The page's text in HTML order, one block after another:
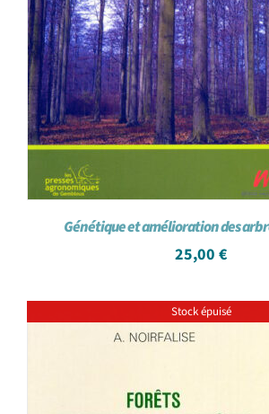
Génétique et amélioration des
25,00 €
Stock épuisé